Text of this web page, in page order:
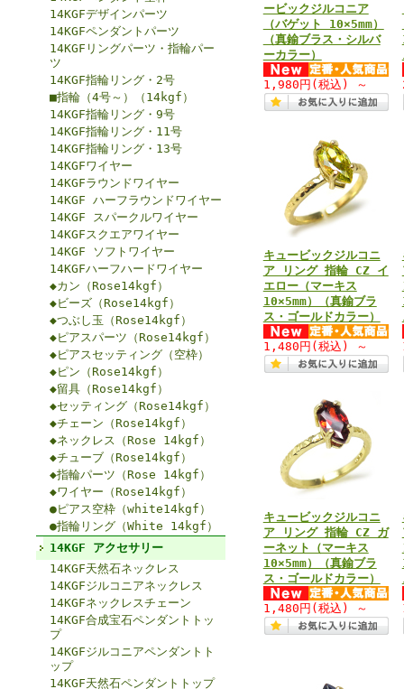
14KGFデザインパーツ
14KGFペンダントパーツ
14KGFリングパーツ・指輪パー
ツ
14KGF指輪リング・2号
■指輪（4号～）（14kgf）
14KGF指輪リング・9号
14KGF指輪リング・11号
14KGF指輪リング・13号
14KGFワイヤー
14KGFラウンドワイヤー
14KGF ハーフラウンドワイヤー
14KGF スパークルワイヤー
14KGFスクエアワイヤー
14KGF ソフトワイヤー
14KGFハーフハードワイヤー
◆カン（Rose14kgf）
◆ビーズ（Rose14kgf）
◆つぶし玉（Rose14kgf）
◆ピアスパーツ（Rose14kgf）
◆ピアスセッティング（空枠）
◆ピン（Rose14kgf）
◆留具（Rose14kgf）
◆セッティング（Rose14kgf）
◆チェーン（Rose14kgf）
◆ネックレス（Rose 14kgf）
◆チューブ（Rose14kgf）
◆指輪パーツ（Rose 14kgf）
◆ワイヤー（Rose14kgf）
●ピアス空枠（white14kgf）
●指輪リング（White 14kgf）
14KGF アクセサリー
14KGF天然石ネックレス
14KGFジルコニアネックレス
14KGFネックレスチェーン
14KGF合成宝石ペンダントトッ
プ
14KGFジルコニアペンダントト
ップ
14KGF天然石ペンダントトップ
ービックジルコニア
（バゲット 10×5mm）
（真鍮ブラス・シルバ
ーカラー）
1,980円 (税込) ～
キュービックジルコニ
ア リング 指輪 CZ イ
エロー（マーキス
10×5mm）（真鍮ブラ
ス・ゴールドカラー）
1,480円 (税込) ～
キュービックジルコニ
ア リング 指輪 CZ ガ
ーネット（マーキス
10×5mm）（真鍮ブラ
ス・ゴールドカラー）
1,480円 (税込) ～